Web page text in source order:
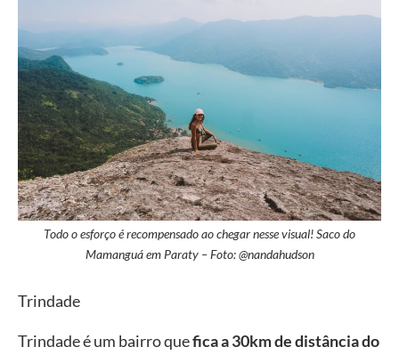
Todo o esforço é recompensado ao chegar nesse visual! Saco do
Mamanguá em Paraty – Foto: @nandahudson
Trindade
Trindade é um bairro quefica a 30km de distância do